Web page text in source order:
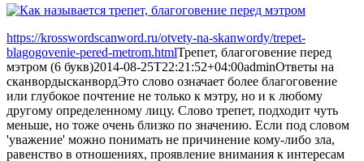
https://krosswordscanword.ru/otvety-na-skanwordy/trepet-
blagogovenie-pered-metrom.htmlТрепет, благоговение перед
мэтром (6 букв)2014-08-25T22:21:52+04:00adminОтветы на
сканвордысканвордЭто слово означает более благоговение
или глубокое почтение не только к мэтру, но и к любому
другому определенному лицу. Слово трепет, подходит чуть
меньше, но тоже очень близко по значению. Если под словом
'уважение' можно понимать не причинение кому-либо зла,
равенство в отношениях, проявление внимания к интересам